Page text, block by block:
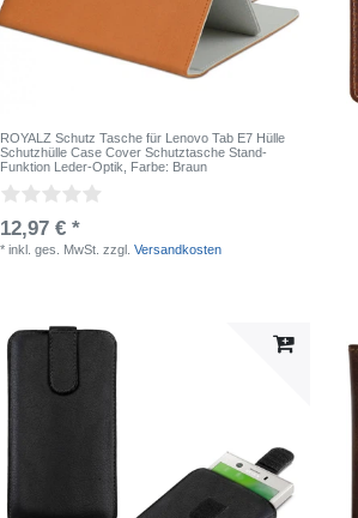
ROYALZ Schutz Tasche für Lenovo Tab E7 Hülle
Schutzhülle Case Cover Schutztasche Stand-
Funktion Leder-Optik , Farbe: Braun
12,97 € *
*inkl. ges. MwSt. zzgl.Versandkosten